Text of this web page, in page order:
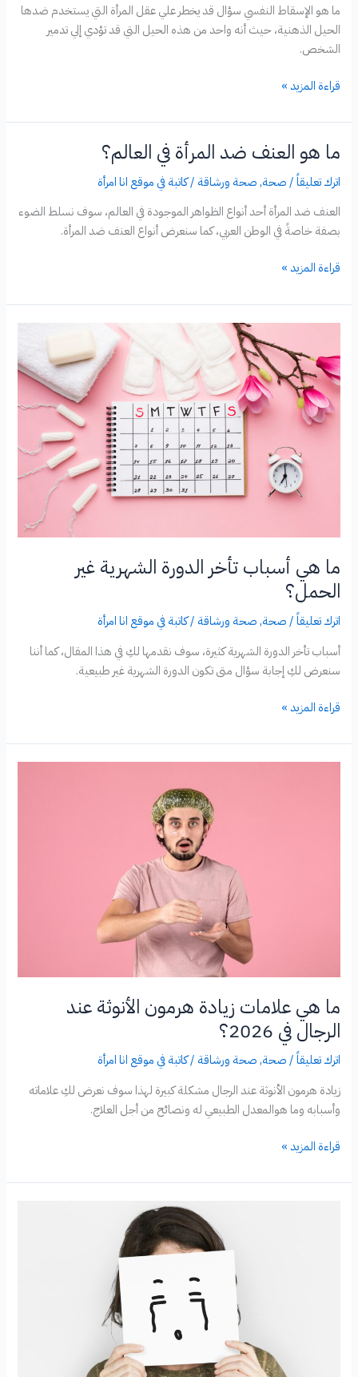
دقايق
ما هو الإسقاط النفسي سؤال قد يخطر علي عقل المرأة التي يستخدم ضدها
الحيل الذهنية، حيث أنه واحد من هذه الحيل التي قد تؤدي إلي تدمير
الشخص.
ما
الإسقاط
النفسي
وكيفية
التعامل
قراءة المزيد »
ما هو العنف ضد المرأة في العالم؟
اترك تعليقاً/صحة,صحة ورشاقة /كاتبة في موقع انا امرأة
العنف ضد المرأة أحد أنواع الظواهر الموجودة في العالم، سوف نسلط الضوء
بصفة خاصةً في الوطن العربي، كما سنعرض أنواع العنف ضد المرأة.
ما
العنف
ضد
في
العالم؟
قراءة المزيد »
ما هي أسباب تأخر الدورة الشهرية غير
الحمل؟
اترك تعليقاً/صحة,صحة ورشاقة /كاتبة في موقع انا امرأة
أسباب تأخر الدورة الشهرية كثيرة، سوف نقدمها لكِ في هذا المقال، كما أننا
سنعرض لكِ إجابة سؤال متى تكون الدورة الشهرية غير طبيعية.
ما
أسباب
تأخر
قراءة المزيد »
ما هي علامات زيادة هرمون الأنوثة عند
الرجال في 2026؟
اترك تعليقاً/صحة,صحة ورشاقة /كاتبة في موقع انا امرأة
زيادة هرمون الأنوثة عند الرجال مشكلة كبيرة لهذا سوف نعرض لكِ علاماته
وأسبابه وما هوالمعدل الطبيعي له ونصائح من أجل العلاج.
ما
علامات
قراءة المزيد »